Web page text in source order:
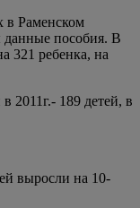
в Раменском
пособия. В
321 ребенка, на
2011г.- 189 детей, в
выросли на 10-